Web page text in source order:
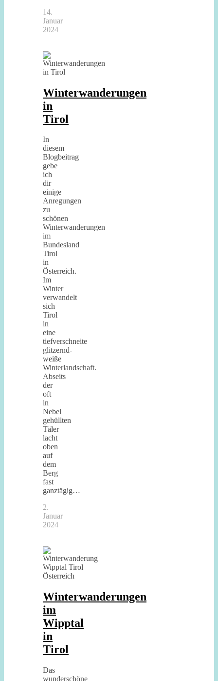
14.
Januar
2024
Winterwanderungen
in
Tirol
In
diesem
Blogbeitrag
gebe
ich
dir
einige
Anregungen
zu
schönen
Winterwanderungen
im
Bundesland
Tirol
in
Österreich.
Im
Winter
verwandelt
sich
Tirol
in
eine
tiefverschneite
glitzernd-
weiße
Winterlandschaft.
Abseits
der
oft
in
Nebel
gehüllten
Täler
lacht
oben
auf
dem
Berg
fast
ganztägig…
2.
Januar
2024
Winterwanderungen
im
Wipptal
in
Tirol
Das
wunderschöne